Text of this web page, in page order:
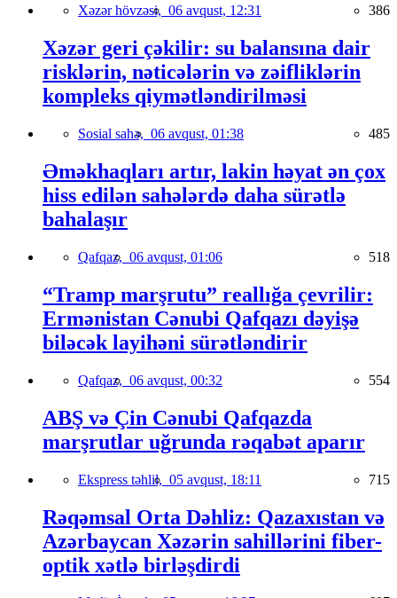
Xəzər hövzəsi, 06 avqust, 12:31 386
Xəzər geri çəkilir: su balansına dair
risklərin, nəticələrin və zəifliklərin
kompleks qiymətləndirilməsi
Sosial sahə, 06 avqust, 01:38 485
Əməkhaqları artır, lakin həyat ən çox
hiss edilən sahələrdə daha sürətlə
bahalaşır
Qafqaz, 06 avqust, 01:06 518
“Tramp marşrutu” reallığa çevrilir:
Ermənistan Cənubi Qafqazı dəyişə
biləcək layihəni sürətləndirir
Qafqaz, 06 avqust, 00:32 554
ABŞ və Çin Cənubi Qafqazda
marşrutlar uğrunda rəqabət aparır
Ekspress təhlil, 05 avqust, 18:11 715
Rəqəmsal Orta Dəhliz: Qazaxıstan və
Azərbaycan Xəzərin sahillərini fiber-
optik xətlə birləşdirdi